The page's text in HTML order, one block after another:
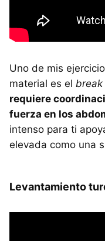
Uno de mis
material es el
requiere
fuerza en los
intenso para ti
elevada como una
Levantamiento